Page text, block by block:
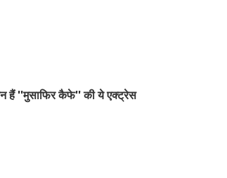
हैं ''मुसाफिर कैफे'' की ये एक्ट्रेस